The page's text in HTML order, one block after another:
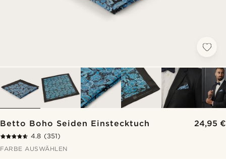
Betto Boho Seiden Einstecktuch 24,95 €
4.8 (351)
FARBE AUSWÄHLEN